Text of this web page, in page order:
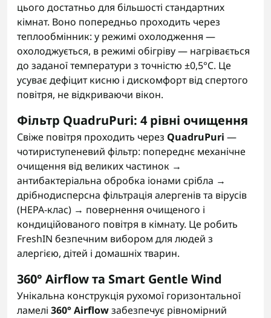
цього достатньо для більшості стандартних
кімнат. Воно попередньо проходить через
теплообмінник: у режимі охолодження —
охолоджується, в режимі обігріву — нагрівається
до заданої температури з точністю ±0,5°C. Це
усуває дефіцит кисню і дискомфорт від спертого
повітря, не відкриваючи вікон.
Фільтр QuadruPuri: 4 рівні очищення
Свіже повітря проходить через QuadruPuri —
чотириступеневий фільтр: попереднє механічне
очищення від великих частинок →
антибактеріальна обробка іонами срібла →
дрібнодисперсна фільтрація алергенів та вірусів
(HEPA-клас) → повернення очищеного і
кондиційованого повітря в кімнату. Це робить
FreshIN безпечним вибором для людей з
алергією, дітей і домашніх тварин.
360° Airflow та Smart Gentle Wind
Унікальна конструкція рухомої горизонтальної
ламелі 360° Airflowзабезпечує рівномірний